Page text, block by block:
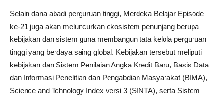
Selain dana abadi perguruan tinggi, Merdeka Belajar Episode
ke-21 juga akan meluncurkan ekosistem penunjang berupa
kebijakan dan sistem guna membangun tata kelola perguruan
tinggi yang berdaya saing global. Kebijakan tersebut meliputi
kebijakan dan Sistem Penilaian Angka Kredit Baru, Basis Data
dan Informasi Penelitian dan Pengabdian Masyarakat (BIMA),
Science and Tchnology Index versi 3 (SINTA), serta Sistem